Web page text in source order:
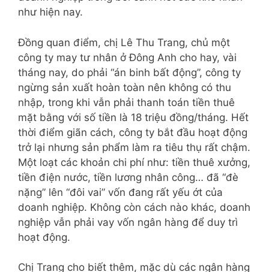
như hiện nay.
Đồng quan điểm, chị Lê Thu Trang, chủ một
công ty may tư nhân ở Đông Anh cho hay, vài
tháng nay, do phải “án binh bất động”, công ty
ngừng sản xuất hoàn toàn nên không có thu
nhập, trong khi vẫn phải thanh toán tiền thuê
mặt bằng với số tiền là 18 triệu đồng/tháng. Hết
thời điểm giãn cách, công ty bắt đầu hoạt động
trở lại nhưng sản phẩm làm ra tiêu thụ rất chậm.
Một loạt các khoản chi phí như: tiền thuê xưởng,
tiền điện nước, tiền lương nhân công… đã “đè
nặng” lên “đôi vai” vốn đang rất yếu ớt của
doanh nghiệp. Không còn cách nào khác, doanh
nghiệp vẫn phải vay vốn ngân hàng để duy trì
hoạt động.
Chị Trang cho biết thêm, mặc dù các ngân hàng